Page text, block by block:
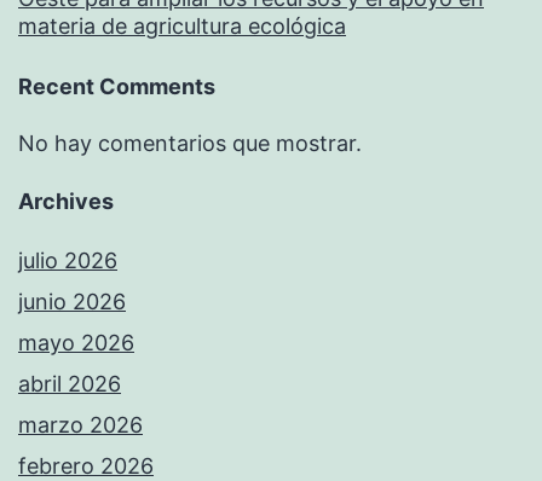
materia de agricultura ecológica
Recent Comments
No hay comentarios que mostrar.
Archives
julio 2026
junio 2026
mayo 2026
abril 2026
marzo 2026
febrero 2026